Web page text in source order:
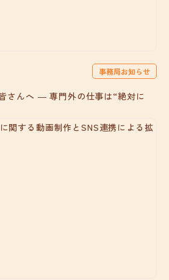
事務局お知らせ
さんへ ― 専門外の仕事は“絶対に